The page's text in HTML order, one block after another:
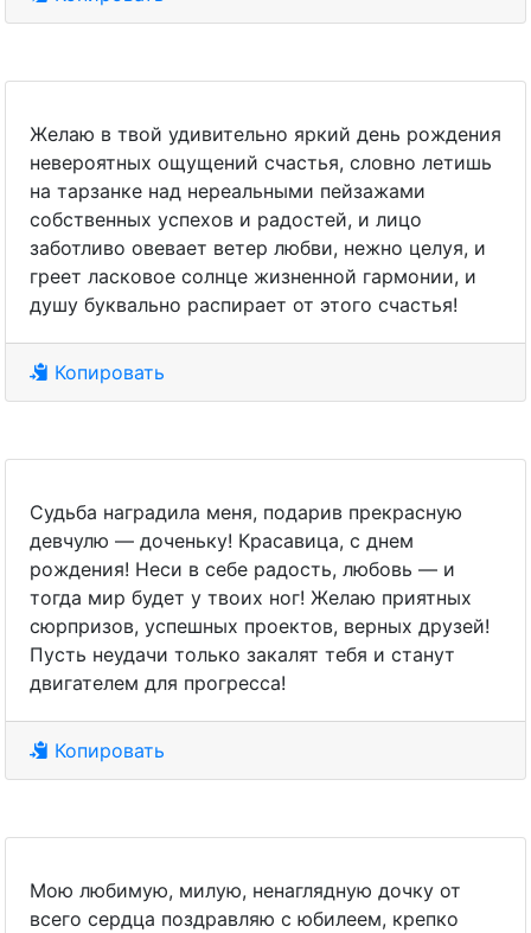
Желаю в твой удивительно яркий день рождения
невероятных ощущений счастья, словно летишь
на тарзанке над нереальными пейзажами
собственных успехов и радостей, и лицо
заботливо овевает ветер любви, нежно целуя, и
греет ласковое солнце жизненной гармонии, и
душу буквально распирает от этого счастья!
Копировать
Судьба наградила меня, подарив прекрасную
девчулю — доченьку! Красавица, с днем
рождения! Неси в себе радость, любовь — и
тогда мир будет у твоих ног! Желаю приятных
сюрпризов, успешных проектов, верных друзей!
Пусть неудачи только закалят тебя и станут
двигателем для прогресса!
Копировать
Мою любимую, милую, ненаглядную дочку от
всего сердца поздравляю с юбилеем, крепко